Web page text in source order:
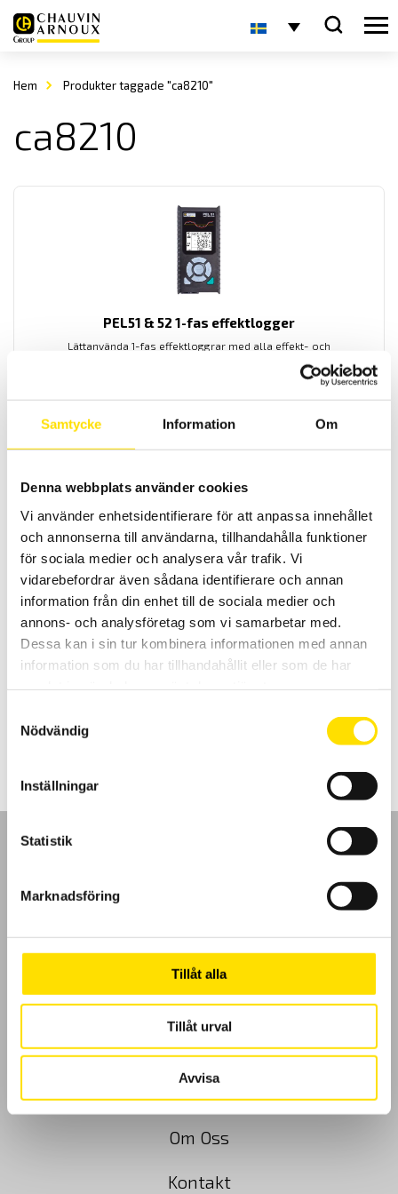
Samtycke Information Om
Denna webbplats använder cookies
Vi använder enhetsidentifierare för att anpassa innehållet
och annonserna till användarna, tillhandahålla funktioner
för sociala medier och analysera vår trafik. Vi
vidarebefordrar även sådana identifierare och annan
information från din enhet till de sociala medier och
annons- och analysföretag som vi samarbetar med.
Dessa kan i sin tur kombinera informationen med annan
information som du har tillhandahållit eller som de har
Nödvändig
Inställningar
Statistik
Marknadsföring
Tillåt alla
Tillåt urval
Avvisa
Hem Produkter taggade "ca8210"
ca8210
PEL51 & 52 1-fas effektlogger
Lättanvända 1-fas effektloggrar med alla effekt- och
SD-minneskort. Med WiFi kommunikation samt VNC läge vilket gör
att PEL 51 & 52 kan kommunicera med alla telefoner eller
surfplattor. Med pc-baserad svensk mjukvara för lagring och
rapportgenerering.
10,995.00kr–11,690.00krPrisintervall:
11,690.00 kr
LÄS MER
CA8220 1-fas Effektmätare
1- eller balanserad 3-fas energi & effektmätning samt startström,
Köpvillkor
Cookies
Klagomål
Om Oss
Kontakt